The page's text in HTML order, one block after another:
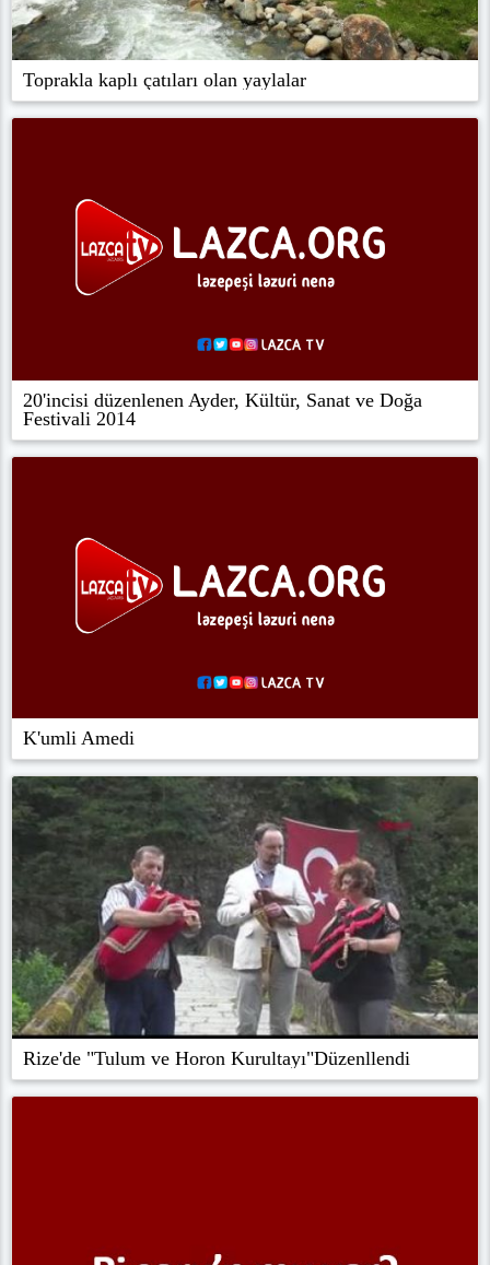
20'incisi düzenlenen Ayder, Kültür, Sanat ve Doğa
Festivali 2014
K'umli Amedi
Rize'de "Tulum ve Horon Kurultayı"Düzenllendi